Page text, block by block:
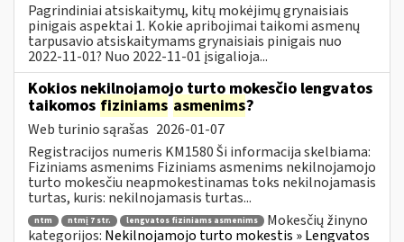
Pagrindiniai atsiskaitymų, kitų mokėjimų grynaisiais
pinigais aspektai 1. Kokie apribojimai taikomi asmenų
tarpusavio atsiskaitymams grynaisiais pinigais nuo
2022-11-01? Nuo 2022-11-01 įsigalioja...
Kokios nekilnojamojo turto mokesčio lengvatos
taikomos fiziniams asmenims?
Web turinio sąrašas 2026-01-07
Registracijos numeris KM1580 Ši informacija skelbiama:
Fiziniams asmenims Fiziniams asmenims nekilnojamojo
turto mokesčiu neapmokestinamas toks nekilnojamasis
turtas, kuris: nekilnojamasis turtas...
ntm ntmį 7 str. lengvatos fiziniams asmenims
Mokesčių žinyno
kategorijos: Nekilnojamojo turto mokestis » Lengvatos